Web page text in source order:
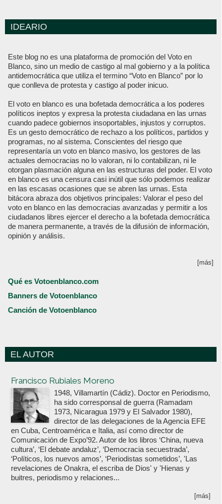
IDEARIO
Este blog no es una plataforma de promoción del Voto en
Blanco, sino un medio de castigo al mal gobierno y a la política
antidemocrática que utiliza el termino “Voto en Blanco” por lo
que conlleva de protesta y castigo al poder inicuo.
El voto en blanco es una bofetada democrática a los poderes
políticos ineptos y expresa la protesta ciudadana en las urnas
cuando padece gobiernos insoportables, injustos y corruptos.
Es un gesto democrático de rechazo a los políticos, partidos y
programas, no al sistema. Conscientes del riesgo que
representaría un voto en blanco masivo, los gestores de las
actuales democracias no lo valoran, ni lo contabilizan, ni le
otorgan plasmación alguna en las estructuras del poder. El voto
en blanco es una censura casi inútil que sólo podemos realizar
en las escasas ocasiones que se abren las urnas. Esta
bitácora abraza dos objetivos principales: Valorar el peso del
voto en blanco en las democracias avanzadas y permitir a los
ciudadanos libres ejercer el derecho a la bofetada democrática
de manera permanente, a través de la difusión de información,
opinión y análisis.
[más]
Qué es Votoenblanco.com
Banners de Votoenblanco
Canción de Votoenblanco
EL AUTOR
Francisco Rubiales Moreno
1948, Villamartín (Cádiz). Doctor en Periodismo,
ha sido corresponsal de guerra (Ramadam
1973, Nicaragua 1979 y El Salvador 1980),
director de las delegaciones de la Agencia EFE
en Cuba, Centroamérica e Italia, así como director de
Comunicación de Expo’92. Autor de los libros ‘China, nueva
cultura’, ‘El debate andaluz’, ‘Democracia secuestrada’,
‘Políticos, los nuevos amos’, ‘Periodistas sometidos’, 'Las
revelaciones de Onakra, el escriba de Dios' y 'Hienas y
buitres, periodismo y relaciones...
[más]